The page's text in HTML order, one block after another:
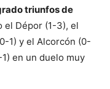
triunfos de
el Dépor (1-3), el
1) y el Alcorcón (0-
en un duelo muy